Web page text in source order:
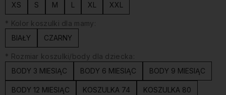
XS
S M L XL XXL
* Kolor koszulki dla mamy:
BIAŁY
CZARNY
* Rozmiar koszulki/body dla dziecka:
BODY 3 MIESIĄC
BODY 6 MIESIĄC BODY 9 MIESIĄC
BODY 12 MIESIĄC KOSZULKA 74 KOSZULKA 80